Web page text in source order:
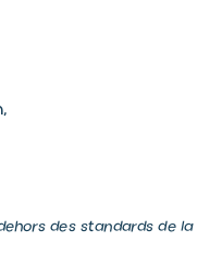
des standards de la